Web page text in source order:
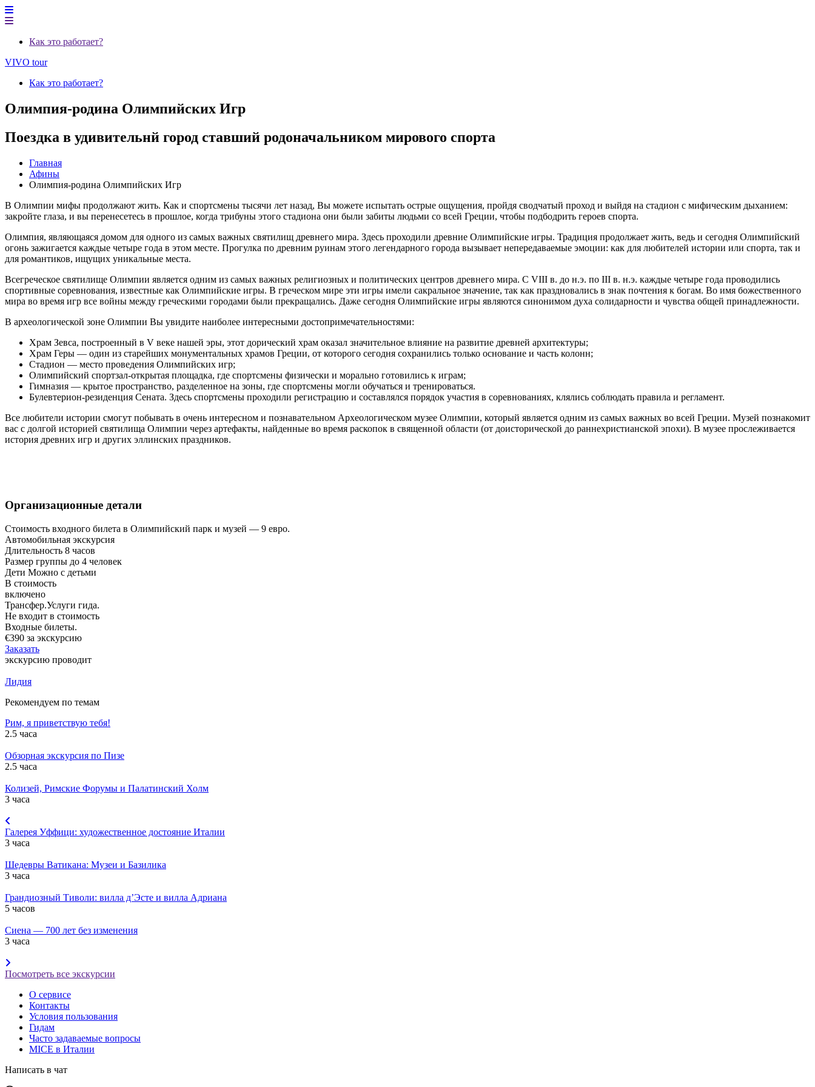
Как это работает?
VIVO tour
Как это работает?
Олимпия-родина Олимпийских Игр
Поездка в удивительнй город ставший родоначальником мирового спорта
Главная
Афины
Олимпия-родина Олимпийских Игр
В Олимпии мифы продолжают жить. Как и спортсмены тысячи лет назад, Вы можете испытать острые ощущения, пройдя сводчатый проход и выйдя на стадион с мифическим дыханием:
закройте глаза, и вы перенесетесь в прошлое, когда трибуны этого стадиона они были забиты людьми со всей Греции, чтобы подбодрить героев спорта.
Олимпия, являющаяся домом для одного из самых важных святилищ древнего мира. Здесь проходили древние Олимпийские игры. Традиция продолжает жить, ведь и сегодня Олимпийский
огонь зажигается каждые четыре года в этом месте. Прогулка по древним руинам этого легендарного города вызывает непередаваемые эмоции: как для любителей истории или спорта, так и
для романтиков, ищущих уникальные места.
Всегреческое святилище Олимпии является одним из самых важных религиозных и политических центров древнего мира. С VIII в. до н.э. по III в. н.э. каждые четыре года проводились
спортивные соревнования, известные как Олимпийские игры. В греческом мире эти игры имели сакральное значение, так как праздновались в знак почтения к богам. Во имя божественного
мира во время игр все войны между греческими городами были прекращались. Даже сегодня Олимпийские игры являются синонимом духа солидарности и чувства общей принадлежности.
В археологической зоне Олимпии Вы увидите наиболее интересными достопримечательностями:
Храм Зевса, построенный в V веке нашей эры, этот дорический храм оказал значительное влияние на развитие древней архитектуры;
Храм Геры — один из старейших монументальных храмов Греции, от которого сегодня сохранились только основание и часть колонн;
Стадион — место проведения Олимпийских игр;
Олимпийский спортзал-открытая площадка, где спортсмены физически и морально готовились к играм;
Гимназия — крытое пространство, разделенное на зоны, где спортсмены могли обучаться и тренироваться.
Булевтерион-резиденция Сената. Здесь спортсмены проходили регистрацию и составлялся порядок участия в соревнованиях, клялись соблюдать правила и регламент.
Все любители истории смогут побывать в очень интересном и познавательном Археологическом музее Олимпии, который является одним из самых важных во всей Греции. Музей познакомит
вас с долгой историей святилища Олимпии через артефакты, найденные во время раскопок в священной области (от доисторической до раннехристианской эпохи). В музее прослеживается
история древних игр и других эллинских праздников.
Организационные детали
Стоимость входного билета в Олимпийский парк и музей — 9 евро.
Автомобильная экскурсия
Длительность 8 часов
Размер группы до 4 человек
Дети Можно с детьми
В стоимость
включено
Трансфер.Услуги гида.
Не входит в стоимость
Входные билеты.
€390 за экскурсию
Заказать
экскурсию проводит
Лидия
Рекомендуем по темам
Рим, я приветствую тебя!
2.5 часа
Обзорная экскурсия по Пизе
2.5 часа
Колизей, Римские Форумы и Палатинский Холм
3 часа
Галерея Уффици: художественное достояние Италии
3 часа
Шедевры Ватикана: Музеи и Базилика
3 часа
Грандиозный Тиволи: вилла д’Эсте и вилла Адриана
5 часов
Сиена — 700 лет без изменения
3 часа
Посмотреть все экскурсии
О сервисе
Контакты
Условия пользования
Гидам
Часто задаваемые вопросы
MICE в Италии
Написать в чат